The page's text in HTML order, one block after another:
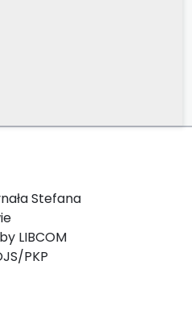
Stefana
LIBCOM
PKP